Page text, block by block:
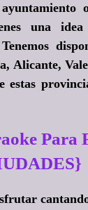
una idea
Alicante,
estas
Para